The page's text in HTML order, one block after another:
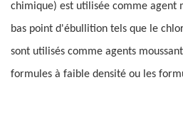
chimique) est utilisée comme agent
bas point d'ébullition tels que le
sont utilisés comme agents
formules à faible densité ou les